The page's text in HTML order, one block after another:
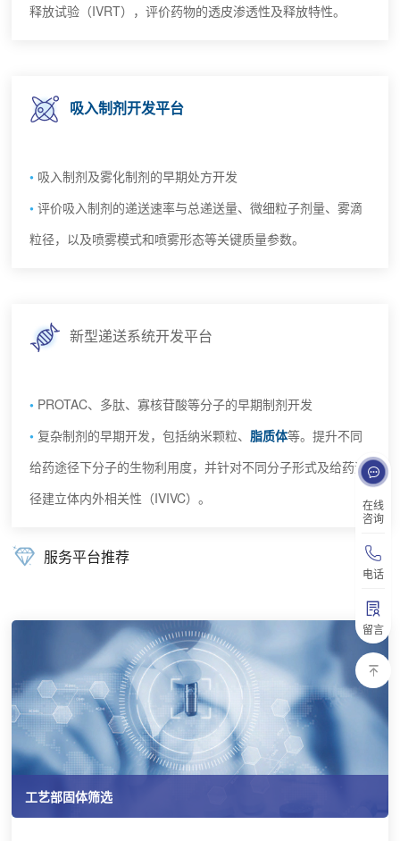
在线
咨询
电话
留言
释放试验（IVRT），评价药物的透皮渗透性及释放特性。
吸入制剂开发平台
吸入制剂及雾化制剂的早期处方开发
评价吸入制剂的递送速率与总递送量、微细粒子剂量、雾滴
粒径，以及喷雾模式和喷雾形态等关键质量参数。
新型递送系统开发平台
PROTAC、多肽、寡核苷酸等分子的早期制剂开发
复杂制剂的早期开发，包括纳米颗粒、 脂质体等。提升不同
给药途径下分子的生物利用度，并针对不同分子形式及给药途
径建立体内外相关性（IVIVC）。
服务平台推荐
工艺部固体筛选